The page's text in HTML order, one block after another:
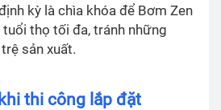
kỳ là chìa khóa để Bơm Zen
thọ tối đa, tránh những
sản xuất.
thi công lắp đặt